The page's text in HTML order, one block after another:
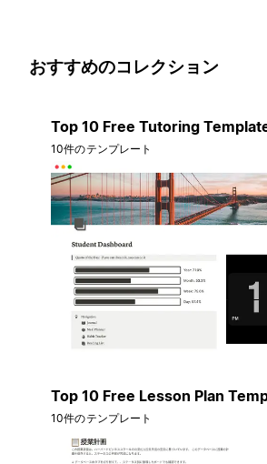
おすすめのコレクション
Top 10 Free Tutoring
10件のテンプレート
Top 10 Free Lesson Plan
10件のテンプレート